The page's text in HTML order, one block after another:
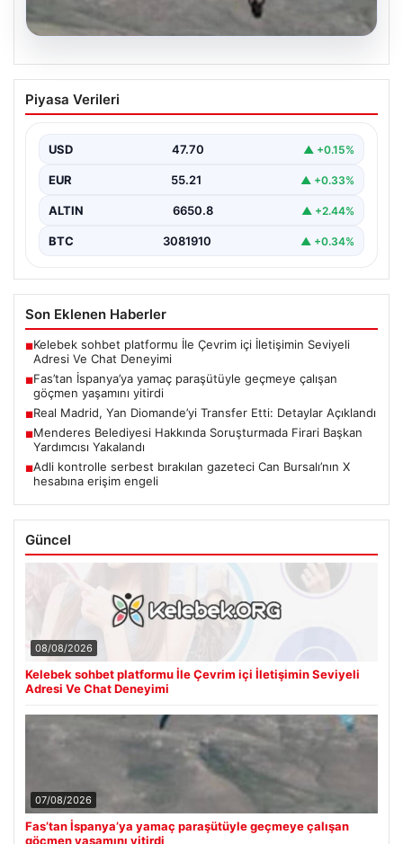
07.08.2026
Fas’tan İspanya’ya yamaç paraşütüyle
geçmeye çalışan göçmen yaşamını
Piyasa Verileri
USD 47.70 ▲ +0.15%
EUR 55.21 ▲ +0.33%
ALTIN 6650.8 ▲ +2.44%
BTC 3081910 ▲ +0.34%
Son Eklenen Haberler
■Kelebek sohbet platformu İle Çevrim içi İletişimin Seviyeli
Adresi Ve Chat Deneyimi
■Fas’tan İspanya’ya yamaç paraşütüyle geçmeye çalışan
göçmen yaşamını yitirdi
■Real Madrid, Yan Diomande’yi Transfer Etti: Detaylar Açıklandı
■Menderes Belediyesi Hakkında Soruşturmada Firari Başkan
Yardımcısı Yakalandı
■Adli kontrolle serbest bırakılan gazeteci Can Bursalı’nın X
hesabına erişim engeli
Güncel
08/08/2026
Kelebek sohbet platformu İle Çevrim içi İletişimin Seviyeli
Adresi Ve Chat Deneyimi
07/08/2026
Fas’tan İspanya’ya yamaç paraşütüyle geçmeye çalışan
göçmen yaşamını yitirdi